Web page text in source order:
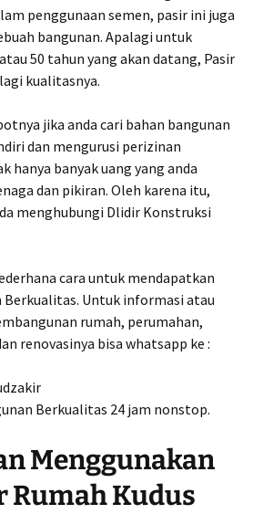
penggunaan semen, pasir ini juga
bangunan. Apalagi untuk
50 tahun yang akan datang, Pasir
kualitasnya.
jika anda cari bahan bangunan
dan mengurusi perizinan
hanya banyak uang yang anda
dan pikiran. Oleh karena itu,
menghubungi Dlidir Konstruksi
cara untuk mendapatkan
Untuk informasi atau
rumah, perumahan,
renovasinya bisa whatsapp ke :
Berkualitas 24 jam nonstop.
Menggunakan
Kudus